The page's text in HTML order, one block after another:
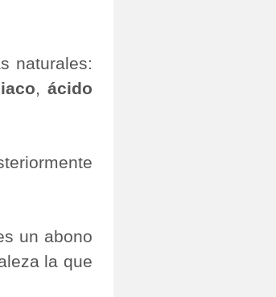
naturales:
, ácido
un abono
la que